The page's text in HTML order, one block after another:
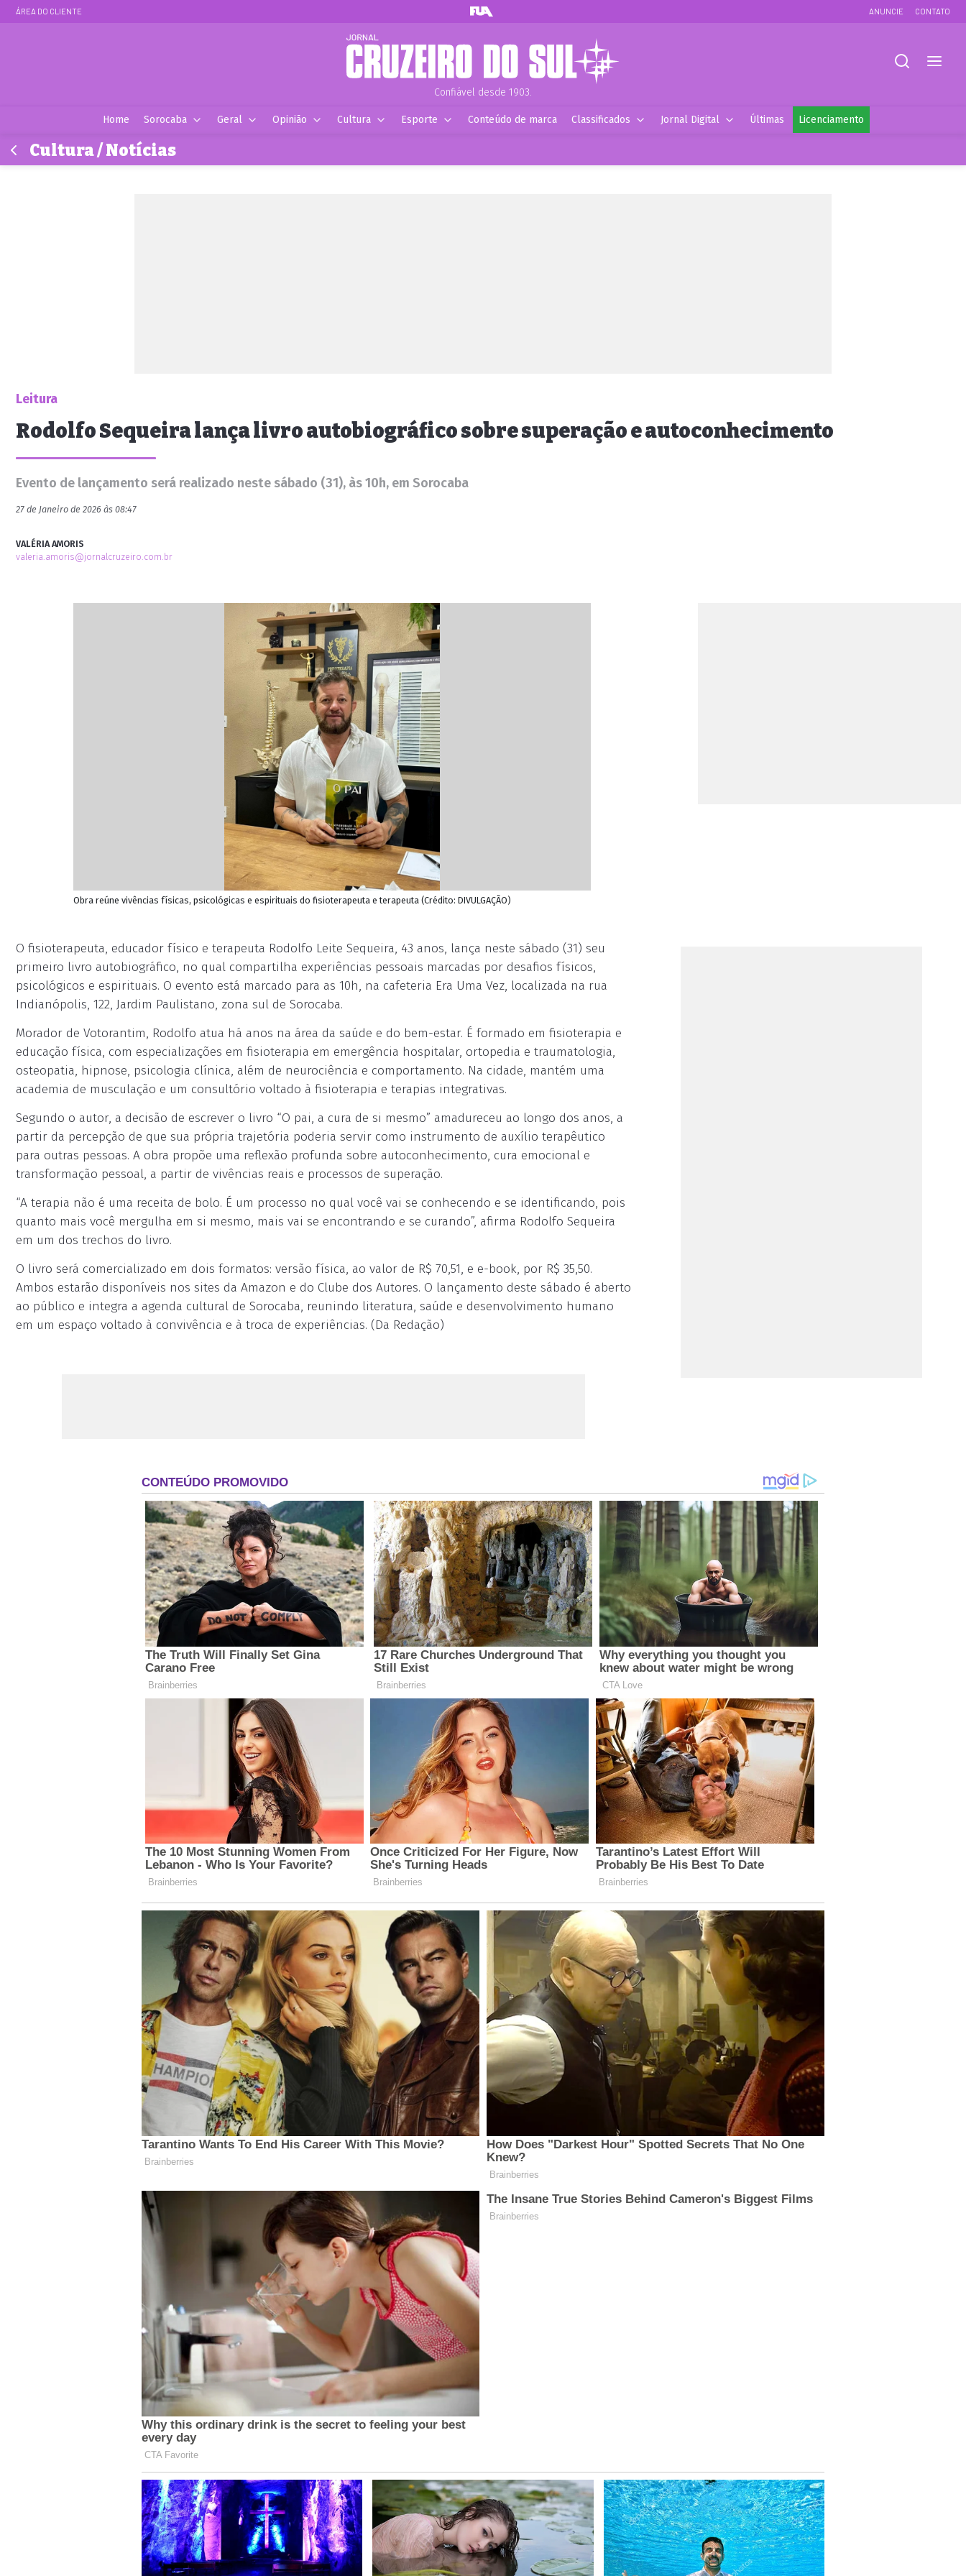
ÁREA DO CLIENTE ANUNCIE CONTATO
Confiável desde 1903.
Home Sorocaba Geral Opinião Cultura Esporte Conteúdo de marca Classificados Jornal Digital Últimas Licenciamento
Cultura / Notícias
Leitura
Rodolfo Sequeira lança livro autobiográfico sobre superação e autoconhecimento
Evento de lançamento será realizado neste sábado (31), às 10h, em Sorocaba
27 de Janeiro de 2026 às 08:47
VALÉRIA AMORIS
valeria.amoris@jornalcruzeiro.com.br
Obra reúne vivências físicas, psicológicas e espirituais do fisioterapeuta e terapeuta (Crédito: DIVULGAÇÃO)
O fisioterapeuta, educador físico e terapeuta Rodolfo Leite Sequeira, 43 anos, lança neste sábado (31) seu
primeiro livro autobiográfico, no qual compartilha experiências pessoais marcadas por desafios físicos,
psicológicos e espirituais. O evento está marcado para as 10h, na cafeteria Era Uma Vez, localizada na rua
Indianópolis, 122, Jardim Paulistano, zona sul de Sorocaba.
Morador de Votorantim, Rodolfo atua há anos na área da saúde e do bem-estar. É formado em fisioterapia e
educação física, com especializações em fisioterapia em emergência hospitalar, ortopedia e traumatologia,
osteopatia, hipnose, psicologia clínica, além de neurociência e comportamento. Na cidade, mantém uma
academia de musculação e um consultório voltado à fisioterapia e terapias integrativas.
Segundo o autor, a decisão de escrever o livro “O pai, a cura de si mesmo” amadureceu ao longo dos anos, a
partir da percepção de que sua própria trajetória poderia servir como instrumento de auxílio terapêutico
para outras pessoas. A obra propõe uma reflexão profunda sobre autoconhecimento, cura emocional e
transformação pessoal, a partir de vivências reais e processos de superação.
“A terapia não é uma receita de bolo. É um processo no qual você vai se conhecendo e se identificando, pois
quanto mais você mergulha em si mesmo, mais vai se encontrando e se curando”, afirma Rodolfo Sequeira
em um dos trechos do livro.
O livro será comercializado em dois formatos: versão física, ao valor de R$ 70,51, e e-book, por R$ 35,50.
Ambos estarão disponíveis nos sites da Amazon e do Clube dos Autores. O lançamento deste sábado é aberto
ao público e integra a agenda cultural de Sorocaba, reunindo literatura, saúde e desenvolvimento humano
em um espaço voltado à convivência e à troca de experiências. (Da Redação)